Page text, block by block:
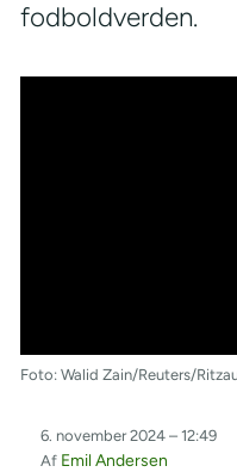
fodboldverden.
Foto: Walid Zain/Reuters/
6. november 2024 – 12:49
Af Emil Andersen